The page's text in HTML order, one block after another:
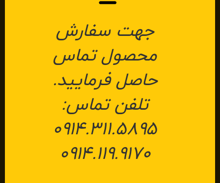
جهت سفارش
محصول تماس
حاصل فرمایید.
تلفن تماس:
۰۹۱۴.۳۱۱.۵۸۹۵
۰۹۱۴.۱۱۹.۹۱۷۰